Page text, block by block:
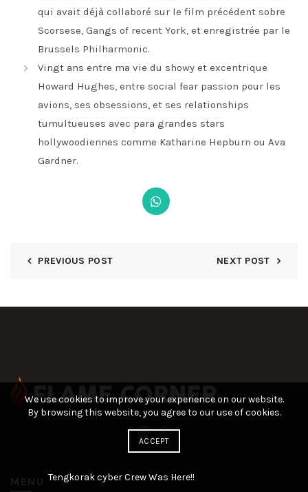
qui avait déjà collaboré sur le film précédent sobre
Scorsese, Gangs of recent York, et enregistrée par le
Brussels Philharmonic.
Vingt ans entre ma vie du showy et excentrique
Howard Hughes, entre social fear passion pour les
avions, ses obsessions, et ses relationships
tumultueuses avec para grandes stars
hollywoodiennes comme Katharine Hepburn ou Ava
Gardner.
PREVIOUS POST NEXT POST
Tengkorak cyber Crew Was Here!!
We use cookies to improve your experience on our website.
By browsing this website, you agree to our use of cookies.
ACCEPT